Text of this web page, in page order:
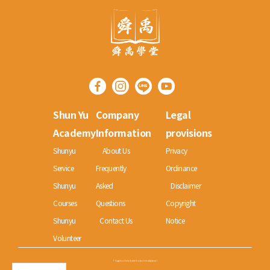
Shun Yu
Academy
Shunyu
Service
Shunyu
Courses
Shunyu
Volunteer
Company
Information
About Us
Frequently
Asked
Questions
Contact Us
Legal
provisions
Privacy
Ordinance
Disclaimer
Copyright
Notice
© Copyright 2022 Shun Yu Charitable Foundation Limited All rights reserved.